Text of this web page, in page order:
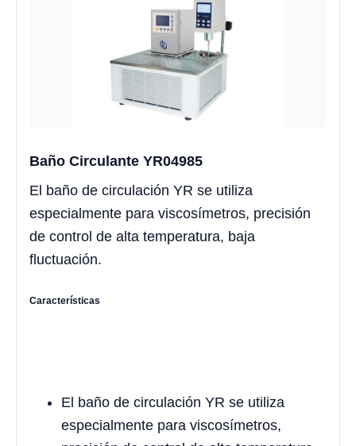
Baño Circulante YR04985
El baño de circulación YR se utiliza
especialmente para viscosímetros, precisión
de control de alta temperatura, baja
fluctuación.
Características
El baño de circulación YR se utiliza
especialmente para viscosímetros,